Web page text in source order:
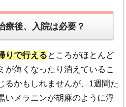
療後、入院は必要？
りで行える ところがほとんど
が薄くなったり消えているこ
るかもしれませんが、1週間た
いメラニンが胡麻のように浮